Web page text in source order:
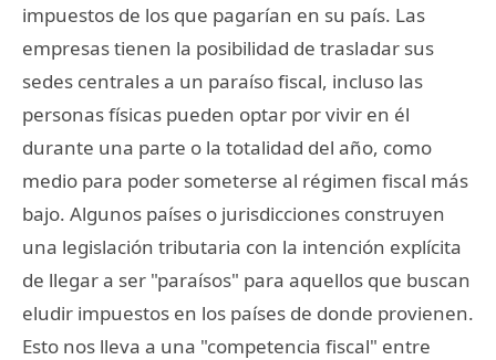
impuestos de los que pagarían en su país. Las
empresas tienen la posibilidad de trasladar sus
sedes centrales a un paraíso fiscal, incluso las
personas físicas pueden optar por vivir en él
durante una parte o la totalidad del año, como
medio para poder someterse al régimen fiscal más
bajo. Algunos países o jurisdicciones construyen
una legislación tributaria con la intención explícita
de llegar a ser "paraísos" para aquellos que buscan
eludir impuestos en los países de donde provienen.
Esto nos lleva a una "competencia fiscal" entre